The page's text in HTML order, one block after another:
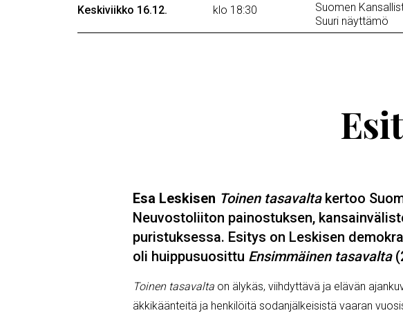
Keskiviikko 16.12. klo 18:30
Suomen
Suuri näyttämö
Esa Leskisen Toinen tasavaltakertoo
Neuvostoliiton painostuksen,
puristuksessa. Esitys on Leskisen
oli huippusuosittu Ensimmäinen tasavalta
Toinen tasavalta on älykäs, viihdyttävä ja elävän
äkkikäänteitä ja henkilöitä sodanjälkeisistä vaaran